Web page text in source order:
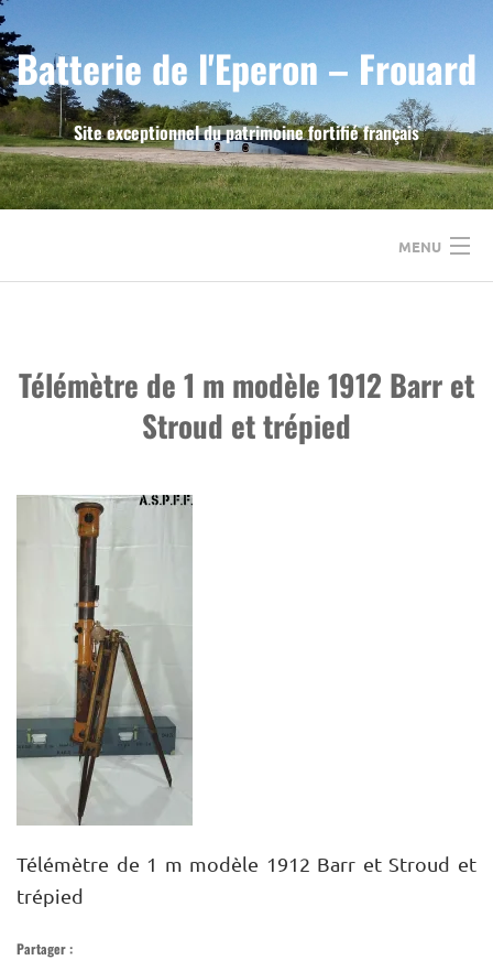
Skip
to
content
Batterie de l'Eperon – Frouard
Site exceptionnel du patrimoine fortifié français
MENU
LE FORT DE FROUARD
LA BATTERIE DE L’EPERON
MUSÉE VIRTUEL
PLAN DU SITE
Télémètre de 1 m modèle 1912 Barr et
Stroud et trépied
Télémètre de 1 m modèle 1912 Barr et Stroud et
trépied
Partager :